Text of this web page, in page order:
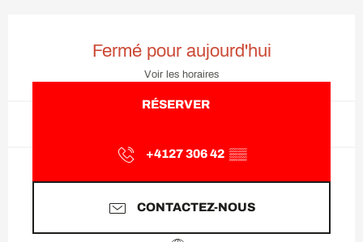
Fermé pour aujourd'hui
Voir les horaires
RÉSERVER
+4127 306 42 ▒▒
CONTACTEZ-NOUS